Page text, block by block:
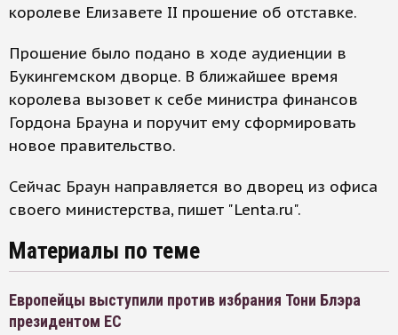
королеве Елизавете II прошение об отставке.
Прошение было подано в ходе аудиенции в
Букингемском дворце. В ближайшее время
королева вызовет к себе министра финансов
Гордона Брауна и поручит ему сформировать
новое правительство.
Сейчас Браун направляется во дворец из офиса
своего министерства, пишет "Lenta.ru".
Материалы по теме
Европейцы выступили против избрания Тони Блэра
президентом ЕС